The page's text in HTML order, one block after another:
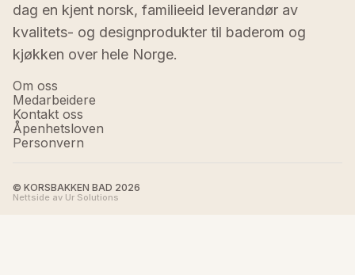
dag en kjent norsk, familieeid leverandør av
kvalitets- og designprodukter til baderom og
kjøkken over hele Norge.
Om oss
Medarbeidere
Kontakt oss
Åpenhetsloven
Personvern
© KORSBAKKEN BAD 2026
Nettside av Ur Solutions